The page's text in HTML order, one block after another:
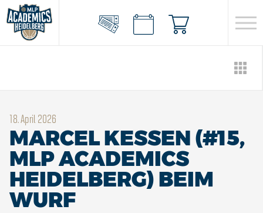
18. April 2026
MARCEL KESSEN (#15,
MLP ACADEMICS
HEIDELBERG) BEIM
WURF